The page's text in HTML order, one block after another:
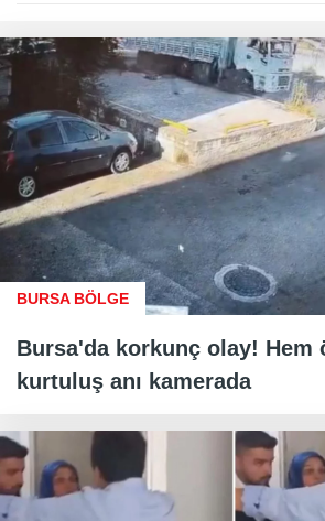
BURSA BÖLGE
Bursa'da korkunç olay! Hem
kurtuluş anı kamerada